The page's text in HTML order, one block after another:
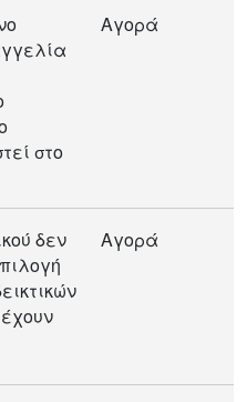
στο
Αγορά
δεν
Αγορά